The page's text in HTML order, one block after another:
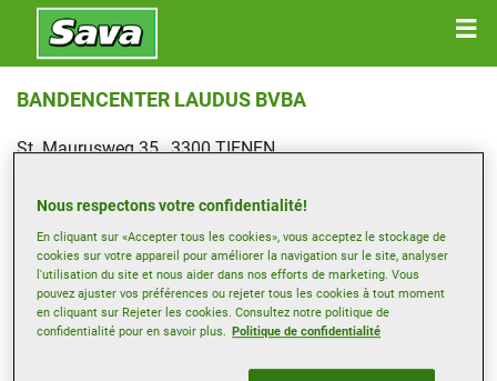
BANDENCENTER LAUDUS BVBA
St. Maurusweg 35 , 3300 TIENEN
Afficher le numéro de téléphone
info@bandencenterlaudus.be
Site web revendeur
Nous respectons votre confidentialité!
En cliquant sur «Accepter tous les cookies», vous acceptez le stockage de
cookies sur votre appareil pour améliorer la navigation sur le site, analyser
l'utilisation du site et nous aider dans nos efforts de marketing. Vous
pouvez ajuster vos préférences ou rejeter tous les cookies à tout moment
en cliquant sur Rejeter les cookies. Consultez notre politique de
confidentialité pour en savoir plus. Politique de confidentialité